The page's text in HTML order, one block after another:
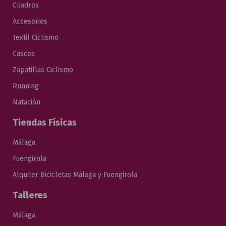
Cuadros
Accesorios
Textil Ciclismo
Cascos
Zapatillas Ciclismo
Running
Natación
Tiendas Físicas
Málaga
Fuengirola
Alquiler Bicicletas Málaga y Fuengirola
Talleres
Málaga